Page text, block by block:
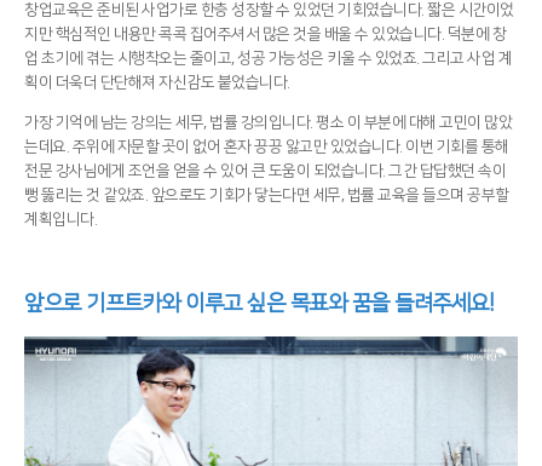
창업교육은 준비된 사업가로 한층 성장할 수 있었던 기회였습니다. 짧은 시간이었
지만 핵심적인 내용만 콕콕 집어주셔서 많은 것을 배울 수 있었습니다. 덕분에 창
업 초기에 겪는 시행착오는 줄이고, 성공 가능성은 키울 수 있었죠. 그리고 사업 계
획이 더욱더 단단해져 자신감도 붙었습니다.
가장 기억에 남는 강의는 세무, 법률 강의입니다. 평소 이 부분에 대해 고민이 많았
는데요. 주위에 자문할 곳이 없어 혼자 끙끙 앓고만 있었습니다. 이번 기회를 통해
전문 강사님에게 조언을 얻을 수 있어 큰 도움이 되었습니다. 그간 답답했던 속이
뻥 뚫리는 것 같았죠. 앞으로도 기회가 닿는다면 세무, 법률 교육을 들으며 공부할
계획입니다.
앞으로 기프트카와 이루고 싶은 목표와 꿈을 들려주세요!